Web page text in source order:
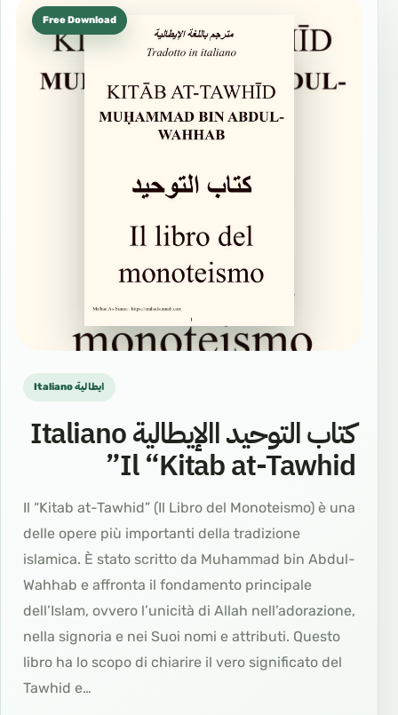
Free Download
Italiano ايطالية
كتاب التوحيد االإيطالية Italiano
Il “Kitab at-Tawhid”
Il “Kitab at-Tawhid” (Il Libro del Monoteismo) è una
delle opere più importanti della tradizione
islamica. È stato scritto da Muhammad bin Abdul-
Wahhab e affronta il fondamento principale
dell’Islam, ovvero l’unicità di Allah nell’adorazione,
nella signoria e nei Suoi nomi e attributi. Questo
libro ha lo scopo di chiarire il vero significato del
Tawhid e…